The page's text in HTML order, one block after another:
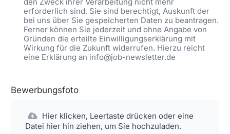
erforderlich sind. Sie sind berechtigt, Auskunft der
bei uns über Sie gespeicherten Daten zu beantragen.
Ferner können Sie jederzeit und ohne Angabe von
Gründen die erteilte Einwilligungserklärung mit
Wirkung für die Zukunft widerrufen. Hierzu reicht
eine Erklärung an info@job-newsletter.de
Bewerbungsfoto
Hier klicken, Leertaste drücken oder eine
Datei hier hin ziehen, um Sie hochzuladen.